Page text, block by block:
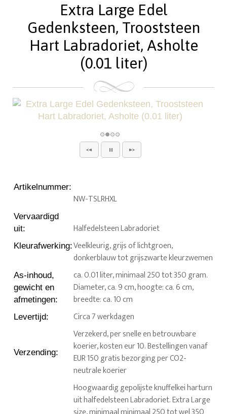
Extra Large Edel
Gedenksteen, Trooststeen
Hart Labradoriet, Asholte
(0.01 liter)
Artikelnummer:
NW-TSLRHXL
Vervaardigd
uit: Halfedelsteen Labradoriet
Kleurafwerking:Veelkleurig, grijs of lichtgroen,
donkerblauw tot grijszwarte kleurzwemen
As-inhoud,
gewicht en
afmetingen:
ca. 0.01 liter, minimaal 250 tot 350 gram.
Diameter, ca. 9 cm, hoogte: ca. 6 cm,
breedte: ca. 10 cm
Levertijd: Circa 7 werkdagen
Verzending:
Verzekerd, per snelle en betrouwbare
koerier, kosten eur 10. Bestellingen vanaf
EUR 150 gratis bezorging per CO2-
neutrale koerier
Hoogwaardig gepolijste knuffelkei harturn
uit halfedelsteen Labradoriet. Extra Large